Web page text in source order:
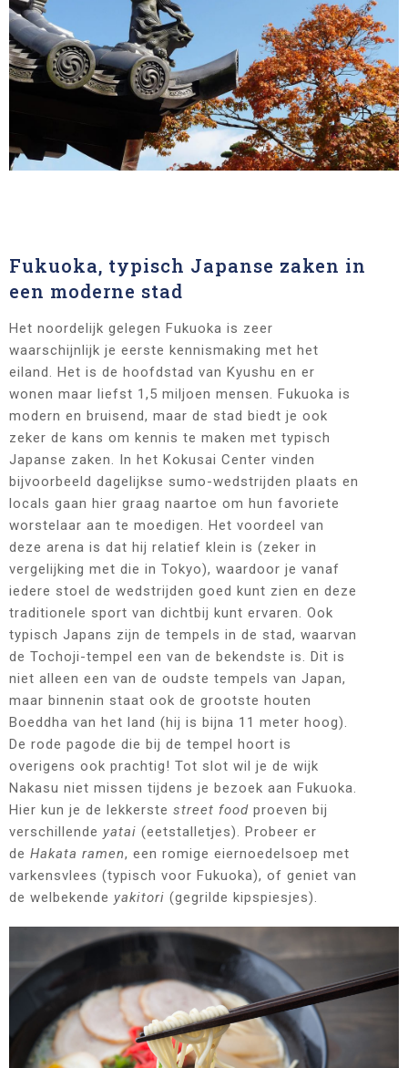
Fukuoka, typisch Japanse zaken in
een moderne stad
Het noordelijk gelegen Fukuoka is zeer
waarschijnlijk je eerste kennismaking met het
eiland. Het is de hoofdstad van Kyushu en er
wonen maar liefst 1,5 miljoen mensen. Fukuoka is
modern en bruisend, maar de stad biedt je ook
zeker de kans om kennis te maken met typisch
Japanse zaken. In het Kokusai Center vinden
bijvoorbeeld dagelijkse sumo-wedstrijden plaats en
locals gaan hier graag naartoe om hun favoriete
worstelaar aan te moedigen. Het voordeel van
deze arena is dat hij relatief klein is (zeker in
vergelijking met die in Tokyo), waardoor je vanaf
iedere stoel de wedstrijden goed kunt zien en deze
traditionele sport van dichtbij kunt ervaren. Ook
typisch Japans zijn de tempels in de stad, waarvan
de Tochoji-tempel een van de bekendste is. Dit is
niet alleen een van de oudste tempels van Japan,
maar binnenin staat ook de grootste houten
Boeddha van het land (hij is bijna 11 meter hoog).
De rode pagode die bij de tempel hoort is
overigens ook prachtig! Tot slot wil je de wijk
Nakasu niet missen tijdens je bezoek aan Fukuoka.
Hier kun je de lekkerste street food proeven bij
verschillende yatai (eetstalletjes). Probeer er
de Hakata ramen, een romige eiernoedelsoep met
varkensvlees (typisch voor Fukuoka), of geniet van
de welbekende yakitori (gegrilde kipspiesjes).